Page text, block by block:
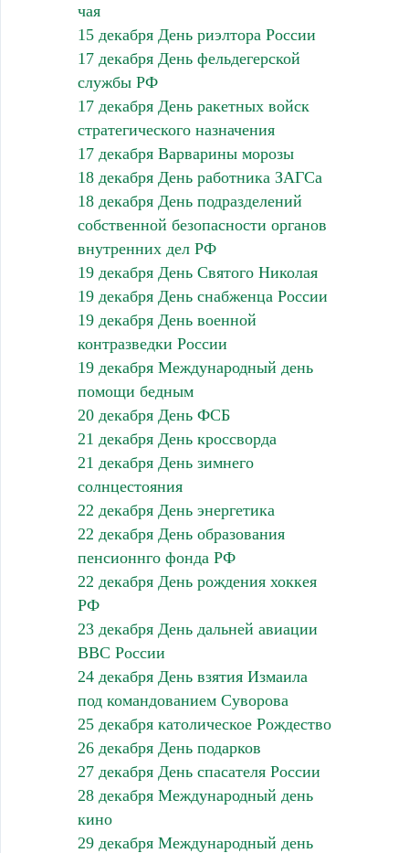
чая
15 декабря День риэлтора России
17 декабря День фельдегерской
службы РФ
17 декабря День ракетных войск
стратегического назначения
17 декабря Варварины морозы
18 декабря День работника ЗАГСа
18 декабря День подразделений
собственной безопасности органов
внутренних дел РФ
19 декабря День Святого Николая
19 декабря День снабженца России
19 декабря День военной
контразведки России
19 декабря Международный день
помощи бедным
20 декабря День ФСБ
21 декабря День кроссворда
21 декабря День зимнего
солнцестояния
22 декабря День энергетика
22 декабря День образования
пенсионнго фонда РФ
22 декабря День рождения хоккея
РФ
23 декабря День дальней авиации
ВВС России
24 декабря День взятия Измаила
под командованием Суворова
25 декабря католическое Рождество
26 декабря День подарков
27 декабря День спасателя России
28 декабря Международный день
кино
29 декабря Международный день